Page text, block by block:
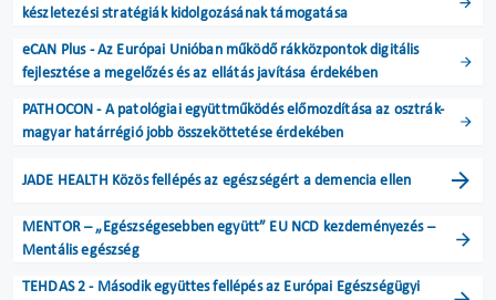
készletezési stratégiák kidolgozásának támogatása
eCAN Plus - Az Európai Unióban működő rákközpontok digitális
fejlesztése a megelőzés és az ellátás javítása érdekében
PATHOCON - A patológiai együttműködés előmozdítása az osztrák-
magyar határrégió jobb összeköttetése érdekében
JADE HEALTH Közös fellépés az egészségért a demencia ellen
MENTOR – „Egészségesebben együtt” EU NCD kezdeményezés –
Mentális egészség
TEHDAS 2 - Második együttes fellépés az Európai Egészségügyi